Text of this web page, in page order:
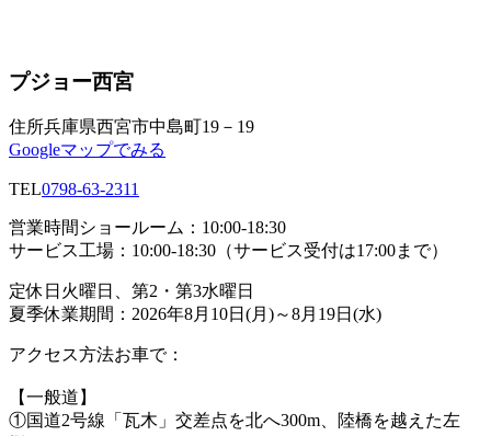
プジョー西宮
住所兵庫県西宮市中島町19－19
Googleマップでみる
TEL0798-63-2311
営業時間 ショールーム：10:00-18:30
サービス工場：10:00-18:30（サービス受付は17:00まで）
定休日 火曜日、第2・第3水曜日
夏季休業期間：2026年8月10日(月)～8月19日(水)
アクセス方法お車で：
【一般道】
①国道2号線「瓦木」交差点を北へ300m、陸橋を越えた左